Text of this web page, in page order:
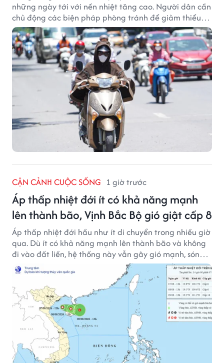
những ngày tới với nền nhiệt tăng cao. Người dân cần
chủ động các biện pháp phòng tránh để giảm thiểu
tác động của thời tiết cực đoan.
CẬN CẢNH CUỘC SỐNG 1 giờ trước
Áp thấp nhiệt đới ít có khả năng mạnh
lên thành bão, Vịnh Bắc Bộ gió giật cấp 8
Áp thấp nhiệt đới hầu như ít di chuyển trong nhiều giờ
qua. Dù ít có khả năng mạnh lên thành bão và không
đi vào đất liền, hệ thống này vẫn gây gió mạnh, sóng
lớn trên nhiều vùng biển.